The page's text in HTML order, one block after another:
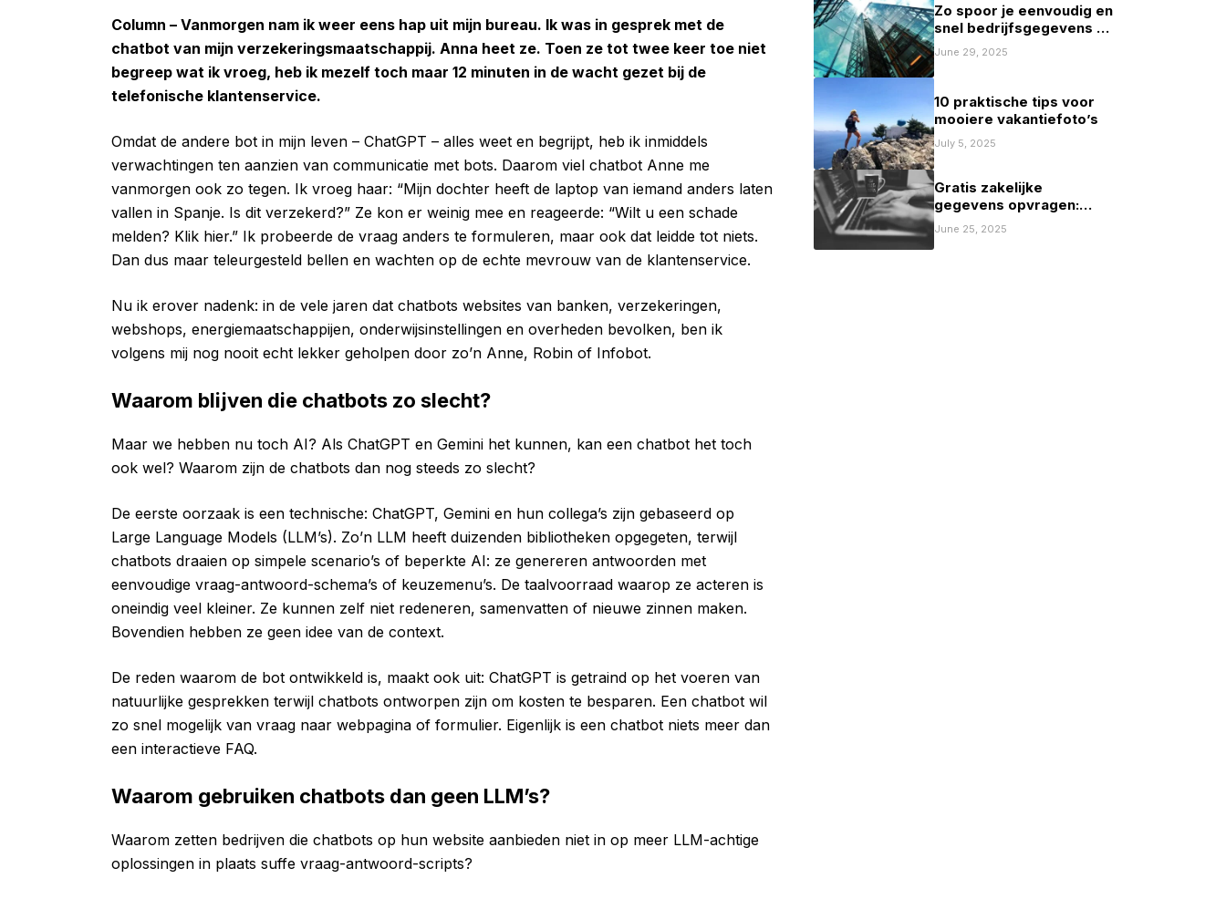
Column – Vanmorgen nam ik weer eens hap uit mijn bureau. Ik was in gesprek met de
chatbot van mijn verzekeringsmaatschappij. Anna heet ze. Toen ze tot twee keer toe niet
begreep wat ik vroeg, heb ik mezelf toch maar 12 minuten in de wacht gezet bij de
telefonische klantenservice.
Omdat de andere bot in mijn leven – ChatGPT – alles weet en begrijpt, heb ik inmiddels
verwachtingen ten aanzien van communicatie met bots. Daarom viel chatbot Anne me
vanmorgen ook zo tegen. Ik vroeg haar: “Mijn dochter heeft de laptop van iemand anders laten
vallen in Spanje. Is dit verzekerd?” Ze kon er weinig mee en reageerde: “Wilt u een schade
melden? Klik hier.” Ik probeerde de vraag anders te formuleren, maar ook dat leidde tot niets.
Dan dus maar teleurgesteld bellen en wachten op de echte mevrouw van de klantenservice.
Nu ik erover nadenk: in de vele jaren dat chatbots websites van banken, verzekeringen,
webshops, energiemaatschappijen, onderwijsinstellingen en overheden bevolken, ben ik
volgens mij nog nooit echt lekker geholpen door zo’n Anne, Robin of Infobot.
Waarom blijven die chatbots zo slecht?
Maar we hebben nu toch AI? Als ChatGPT en Gemini het kunnen, kan een chatbot het toch
ook wel? Waarom zijn de chatbots dan nog steeds zo slecht?
De eerste oorzaak is een technische: ChatGPT, Gemini en hun collega’s zijn gebaseerd op
Large Language Models (LLM’s). Zo’n LLM heeft duizenden bibliotheken opgegeten, terwijl
chatbots draaien op simpele scenario’s of beperkte AI: ze genereren antwoorden met
eenvoudige vraag-antwoord-schema’s of keuzemenu’s. De taalvoorraad waarop ze acteren is
oneindig veel kleiner. Ze kunnen zelf niet redeneren, samenvatten of nieuwe zinnen maken.
Bovendien hebben ze geen idee van de context.
De reden waarom de bot ontwikkeld is, maakt ook uit: ChatGPT is getraind op het voeren van
natuurlijke gesprekken terwijl chatbots ontworpen zijn om kosten te besparen. Een chatbot wil
zo snel mogelijk van vraag naar webpagina of formulier. Eigenlijk is een chatbot niets meer dan
een interactieve FAQ.
Waarom gebruiken chatbots dan geen LLM’s?
Waarom zetten bedrijven die chatbots op hun website aanbieden niet in op meer LLM-achtige
oplossingen in plaats suffe vraag-antwoord-scripts?
Zo spoor je eenvoudig en
snel bedrijfsgegevens op
in Nederland
June 29, 2025
10 praktische tips voor
mooiere vakantiefoto’s
July 5, 2025
Gratis zakelijke
gegevens opvragen:
mogelijkheden en
beperkingen
June 25, 2025